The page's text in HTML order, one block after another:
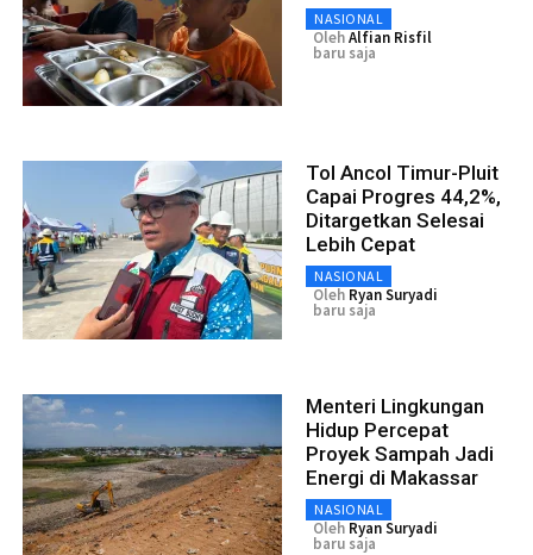
NASIONAL
OlehAlfian Risfil
baru saja
Tol Ancol Timur-Pluit
Capai Progres 44,2%,
Ditargetkan Selesai
Lebih Cepat
NASIONAL
Oleh Ryan Suryadi
baru saja
Menteri Lingkungan
Hidup Percepat
Proyek Sampah Jadi
Energi di Makassar
NASIONAL
Oleh Ryan Suryadi
baru saja